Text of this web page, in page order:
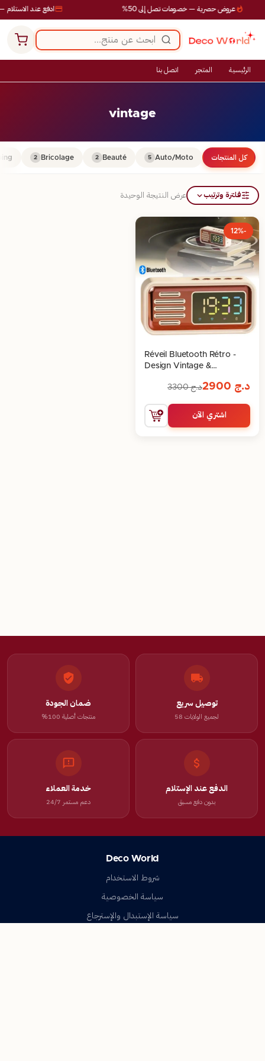
ادفع عند الاستلام عروض حصرية — خصومات تصل إلى 50%
الرئيسية المتجر اتصل بنا
vintage
كل المنتجات Auto/Moto
5
Beauté
2
Bricolage
2
فلترة وترتيب عرض النتيجة الوحيدة
-12%
Réveil Bluetooth Rétro -
Design Vintage &
د.ج د.ج3300
اشتري الآن
توصيل سريع
لجميع الولايات 58
ضمان الجودة
منتجات أصلية 100%
الدفع عند الإستلام
بدون دفع مسبق
خدمة العملاء
دعم مستمر 24/7
Deco World
شروط الاستخدام
سياسة الخصوصية
سياسة الإستبدال والإسترجاع